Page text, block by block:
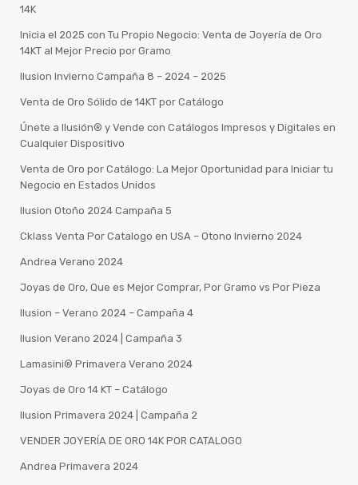
14K
Inicia el 2025 con Tu Propio Negocio: Venta de Joyería de Oro
14KT al Mejor Precio por Gramo
Ilusion Invierno Campaña 8 – 2024 – 2025
Venta de Oro Sólido de 14KT por Catálogo
Únete a Ilusión® y Vende con Catálogos Impresos y Digitales en
Cualquier Dispositivo
Venta de Oro por Catálogo: La Mejor Oportunidad para Iniciar tu
Negocio en Estados Unidos
Ilusion Otoño 2024 Campaña 5
Cklass Venta Por Catalogo en USA – Otono Invierno 2024
Andrea Verano 2024
Joyas de Oro, Que es Mejor Comprar, Por Gramo vs Por Pieza
Ilusion – Verano 2024 – Campaña 4
Ilusion Verano 2024 | Campaña 3
Lamasini®️ Primavera Verano 2024
Joyas de Oro 14 KT – Catálogo
Ilusion Primavera 2024 | Campaña 2
VENDER JOYERÍA DE ORO 14K POR CATALOGO
Andrea Primavera 2024